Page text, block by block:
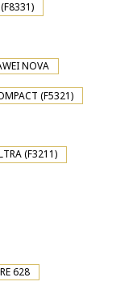
NOVA
(F5321)
(F3211)
628